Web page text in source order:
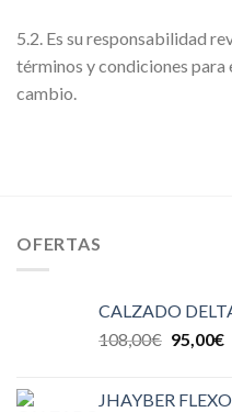
5.2. Es su responsabilidad
términos y condiciones
cambio.
OFERTAS
CALZADO
108,00€ 95,00€
JHAYBER